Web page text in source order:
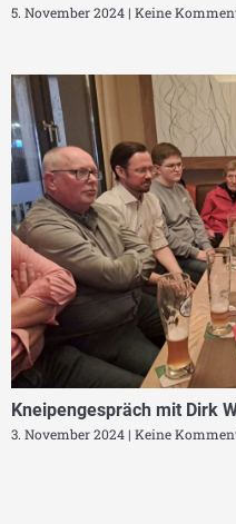
5. November 2024 Keine
Kneipengespräch mit Dirk
3. November 2024 Keine